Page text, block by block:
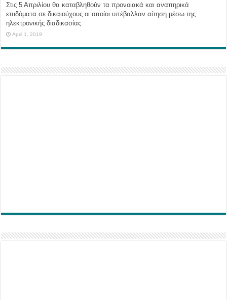
Στις 5 Απριλίου θα καταβληθούν τα προνοιακά και αναπηρικά
επιδόματα σε δικαιούχους οι οποίοι υπέβαλλαν αίτηση μέσω της
ηλεκτρονικής διαδικασίας
April 1, 2019